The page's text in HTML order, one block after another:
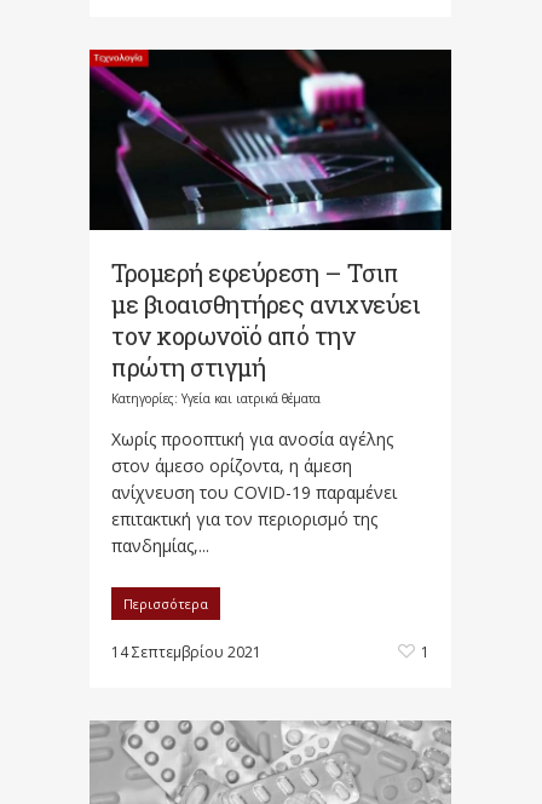
Τρομερή εφεύρεση – Tσιπ
με βιοαισθητήρες ανιχνεύει
τον κορωνοϊό από την
πρώτη στιγμή
Κατηγορίες: Υγεία και ιατρικά θέματα
Χωρίς προοπτική για ανοσία αγέλης
στον άμεσο ορίζοντα, η άμεση
ανίχνευση του COVID-19 παραμένει
επιτακτική για τον περιορισμό της
πανδημίας,...
Περισσότερα
14 Σεπτεμβρίου 2021 1